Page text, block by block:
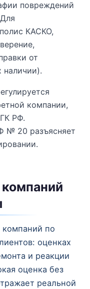
повреждений
КАСКО,
от
наличии).
компании,
РФ.
№ 20 разъясняет
компаний по
оценках
и реакции
оценка без
реальной